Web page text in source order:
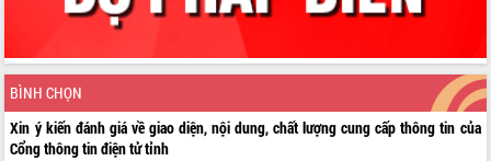
BÌNH CHỌN
Xin ý kiến đánh giá về giao diện, nội dung, chất lượng cung cấp thông tin của
Cổng thông tin điện tử tỉnh